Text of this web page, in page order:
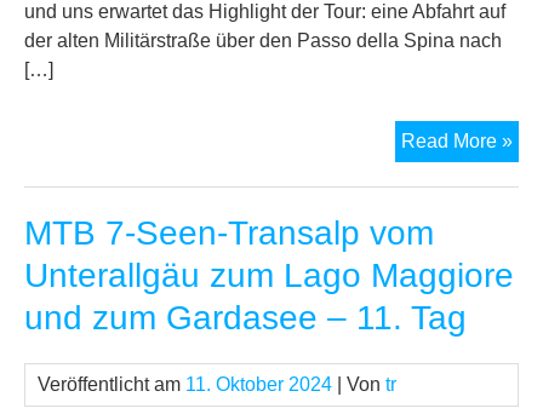
und uns erwartet das Highlight der Tour: eine Abfahrt auf
der alten Militärstraße über den Passo della Spina nach
[…]
Read More »
7-
und
MTB 7-Seen-Transalp vom
Unterallgäu zum Lago Maggiore
und zum Gardasee – 11. Tag
Veröffentlicht am 11. Oktober 2024 | Von tr